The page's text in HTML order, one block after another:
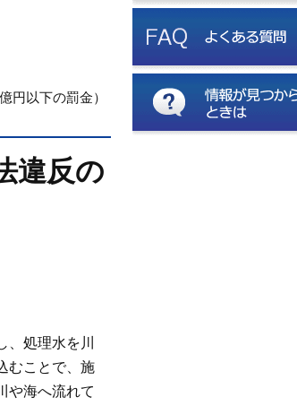
円以下の罰金）
違反の
処理水を川
むことで、施
や海へ流れて